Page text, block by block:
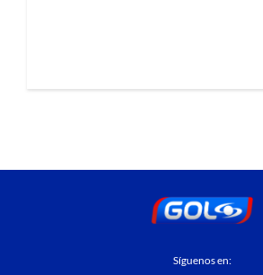
Síguenos en: